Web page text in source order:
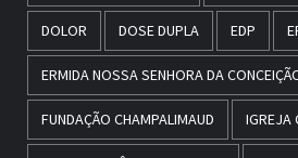
DOLOR DOSE DUPLA EDP
ERMIDA NOSSA SENHORA DA
FUNDAÇÃO CHAMPALIMAUD IGREJA